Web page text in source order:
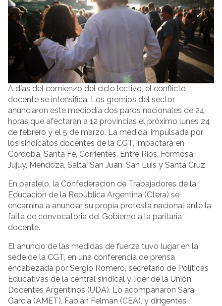
A días del comienzo del ciclo lectivo, el conflicto
docente se intensifica. Los gremios del sector
anunciaron este mediodía dos paros nacionales de 24
horas que afectarán a 12 provincias el próximo lunes 24
de febrero y el 5 de marzo. La medida, impulsada por
los sindicatos docentes de la CGT, impactará en
Córdoba, Santa Fe, Corrientes, Entre Ríos, Formosa,
Jujuy, Mendoza, Salta, San Juan, San Luis y Santa Cruz.
En paralelo, la Confederación de Trabajadores de la
Educación de la República Argentina (Ctera) se
encamina a anunciar su propia protesta nacional ante la
falta de convocatoria del Gobierno a la paritaria
docente.
El anuncio de las medidas de fuerza tuvo lugar en la
sede de la CGT, en una conferencia de prensa
encabezada por Sergio Romero, secretario de Políticas
Educativas de la central sindical y líder de la Unión
Docentes Argentinos (UDA). Lo acompañaron Sara
García (AMET), Fabián Felman (CEA), y dirigentes